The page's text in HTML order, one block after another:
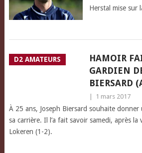
Herstal mise sur
D2 AMATEURS
HAMOIR
GARDIEN
BIERSARD
1 mars 2017
À 25 ans, Joseph Biersard souhaite
sa carrière. Il l’a fait savoir samedi, après la
Lokeren (1-2).